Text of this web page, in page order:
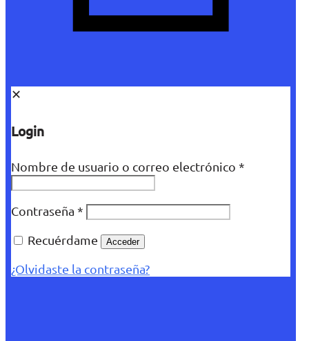
✕
Login
Nombre de usuario o correo electrónico *
Contraseña *
Recuérdame
Acceder
¿Olvidaste la contraseña?